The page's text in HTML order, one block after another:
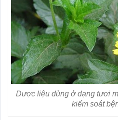
Dược liệu dùng ở dạng tươi
kiểm soát